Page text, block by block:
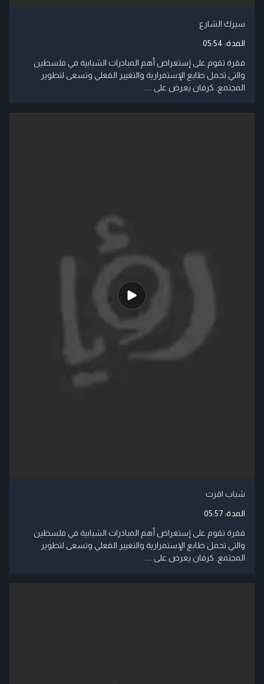
سيرك الشارع
المدة: 05:54
فقرة تقوم على إستعراض أهم المبادرات الشبابية في فلسطين
والتي تحمل طابع الإستمرارية والتغيير الفعلي وتسعى لتطوير
المجتمع. كرفان يعرض على ....
شباب اقرث
المدة:05:57
فقرة تقوم على إستعراض أهم المبادرات الشبابية في فلسطين
والتي تحمل طابع الإستمرارية والتغيير الفعلي وتسعى لتطوير
المجتمع. كرفان يعرض على ....